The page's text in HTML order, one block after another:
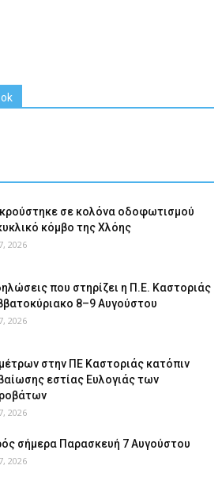
σε κολόνα οδοφωτισμού
κόμβο της Χλόης
2026
που στηρίζει η Π.Ε. Καστοριάς
8–9 Αυγούστου
2026
στην ΠΕ Καστοριάς κατόπιν
εστίας Ευλογιάς των
2026
σήμερα Παρασκευή 7 Αυγούστου
2026